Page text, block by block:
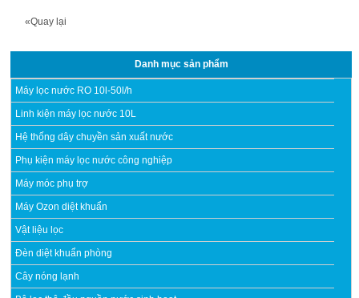
Danh mục sản phẩm
Máy lọc nước RO 10l-50l/h
Linh kiện máy lọc nước 10L
Hệ thống dây chuyền sản xuất nước
Phụ kiện máy lọc nước công nghiệp
Máy móc phụ trợ
Máy Ozon diệt khuẩn
Vật liệu lọc
Đèn diệt khuẩn phòng
Cây nóng lạnh
«Quay lại